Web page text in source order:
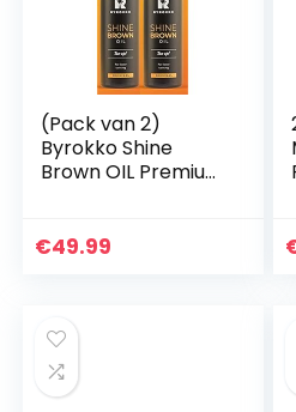
(Pack van 2)
Byrokko Shine
Brown OIL Premium
150ml ZONBED &
€49.99